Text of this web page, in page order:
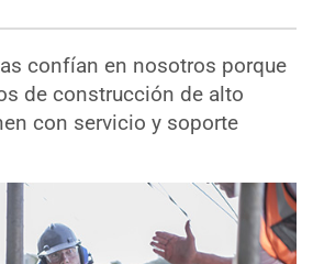
confían en nosotros porque
de construcción de alto
con servicio y soporte